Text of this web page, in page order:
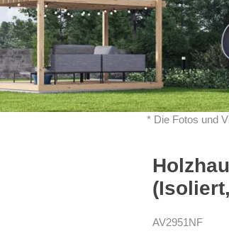
* Die Fotos und
AV2951NF